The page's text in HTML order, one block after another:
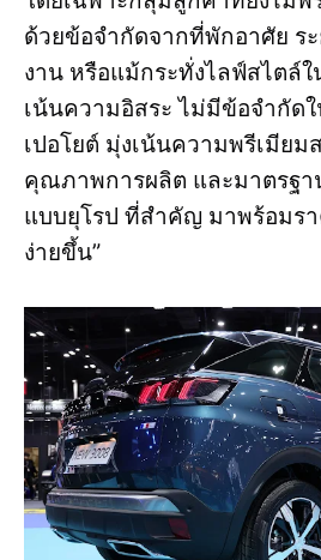
ด้วยข้อจำกัดจากที่พักอาศัย ร
งาน หรือแม้กระทั่งไลฟ์สไตล์
เน้นความอิสระ ไม่มีข้อจำกัด
เปอโยต์ มุ่งเน้นความพรีเมียม
คุณภาพการผลิต และมาตรฐ
แบบยุโรป ที่สำคัญ มาพร้อมรา
ง่ายขึ้น”